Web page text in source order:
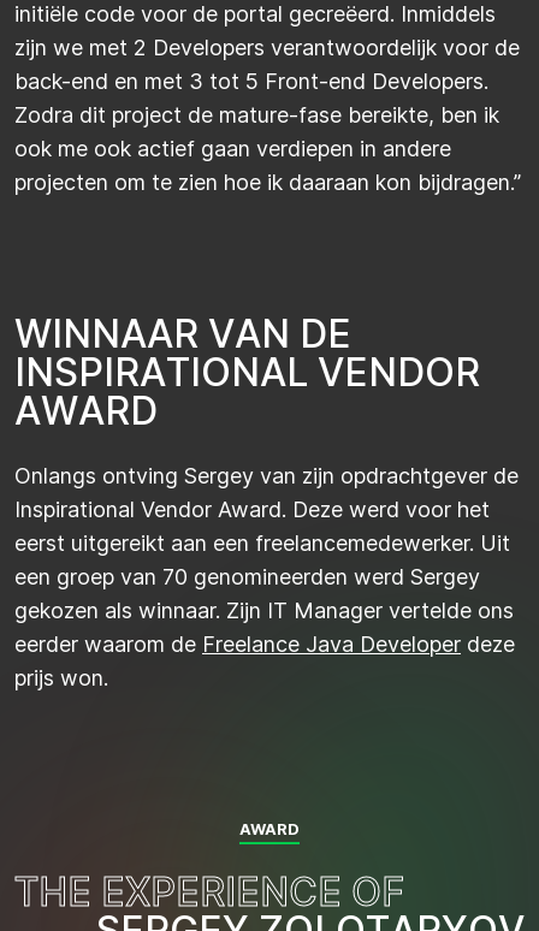
initiële code voor de portal gecreëerd. Inmiddels
zijn we met 2 Developers verantwoordelijk voor de
back-end en met 3 tot 5 Front-end Developers.
Zodra dit project de mature-fase bereikte, ben ik
ook me ook actief gaan verdiepen in andere
projecten om te zien hoe ik daaraan kon bijdragen.”
WINNAAR VAN DE
INSPIRATIONAL VENDOR
AWARD
Onlangs ontving Sergey van zijn opdrachtgever de
Inspirational Vendor Award. Deze werd voor het
eerst uitgereikt aan een freelancemedewerker. Uit
een groep van 70 genomineerden werd Sergey
gekozen als winnaar. Zijn IT Manager vertelde ons
eerder waarom de Freelance Java Developer deze
prijs won.
THE EXPERIENCE OF
AWARD